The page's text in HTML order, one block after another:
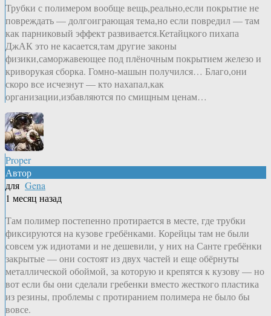
Трубки с полимером вообще вещь,реально,если покрытие не
повреждать — долгоиграющая тема,но если повредил — там
как парниковый эффект развивается.Кетайцкого пихапа
ДжАК это не касается,там другие законы
физики,саморжавеющее под плёночным покрытием железо и
криворукая сборка. Гомно-машын получился… Благо,они
скоро все исчезнут — кто нахапал,как
организации,избавляются по смищным ценам…
Proper
Автор
для Gena
1 месяц назад
Там полимер постепенно протирается в месте, где трубки
фиксируются на кузове гребёнками. Корейцы там не были
совсем уж идиотами и не дешевили, у них на Санте гребёнки
закрытые — они состоят из двух частей и еще обёрнуты
металлической обоймой, за которую и крепятся к кузову — но
вот если бы они сделали гребенки вместо жесткого пластика
из резины, проблемы с протиранием полимера не было бы
вовсе.